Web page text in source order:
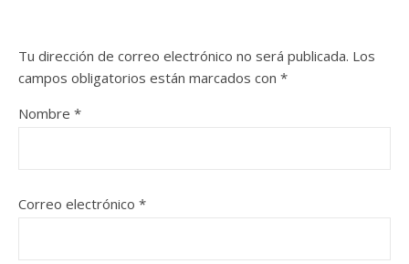
Tu dirección de correo electrónico no será publicada. Los
campos obligatorios están marcados con *
Nombre *
Correo electrónico *